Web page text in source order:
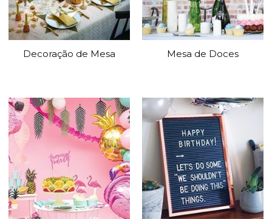
Decoração de Mesa Mesa de Doces